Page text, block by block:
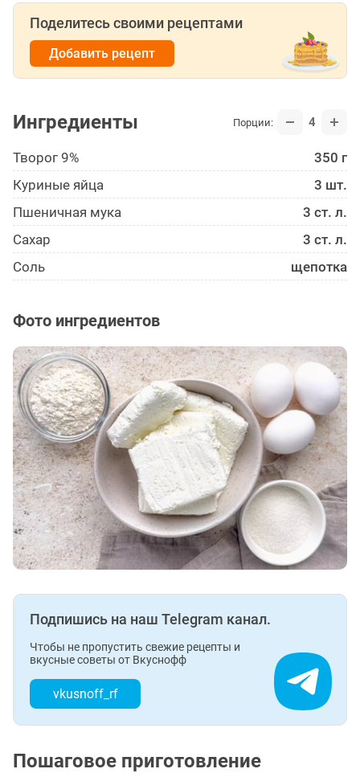
Поделитесь своими рецептами
Добавить рецепт
Ингредиенты Порции: 4
Творог 9%
350 г
Куриные яйца
3 шт.
Пшеничная мука
3 ст. л.
Сахар
3 ст. л.
Соль
щепотка
Фото ингредиентов
Подпишись на наш Telegram канал.
Чтобы не пропустить свежие рецепты и
вкусные советы от Вкуснофф
vkusnoff_rf
Пошаговое приготовление